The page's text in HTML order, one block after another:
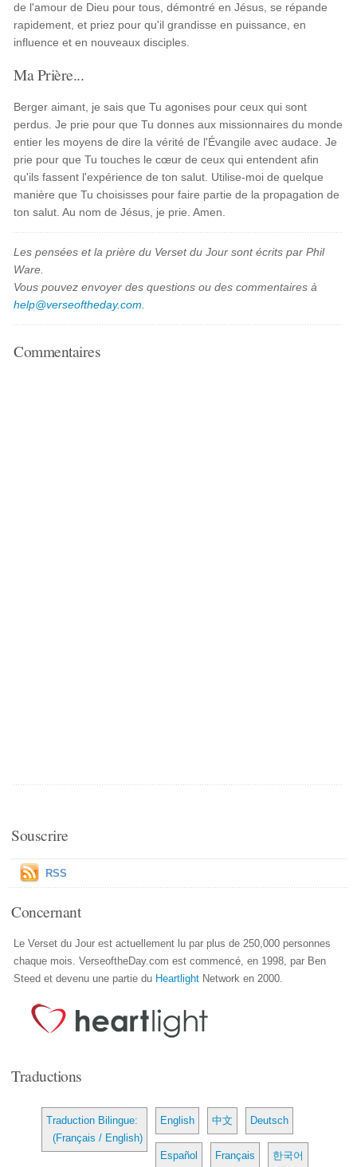
de l'amour de Dieu pour tous, démontré en Jésus, se répande
rapidement, et priez pour qu'il grandisse en puissance, en
influence et en nouveaux disciples.
Ma Prière...
Berger aimant, je sais que Tu agonises pour ceux qui sont
perdus. Je prie pour que Tu donnes aux missionnaires du monde
entier les moyens de dire la vérité de l'Évangile avec audace. Je
prie pour que Tu touches le cœur de ceux qui entendent afin
qu'ils fassent l'expérience de ton salut. Utilise-moi de quelque
manière que Tu choisisses pour faire partie de la propagation de
ton salut. Au nom de Jésus, je prie. Amen.
Les pensées et la prière du Verset du Jour sont écrits par Phil
Ware.
Vous pouvez envoyer des questions ou des commentaires à
help@verseoftheday.com
Commentaires
Souscrire
RSS
Concernant
Le Verset du Jour est actuellement lu par plus de 250,000 personnes
chaque mois. VerseoftheDay.com est commencé, en 1998, par Ben
Steed et devenu une partie du Heartlight Network en 2000.
Traductions
Traduction Bilingue:
(Français / English)
English 中文 Deutsch
Español Français 한국어